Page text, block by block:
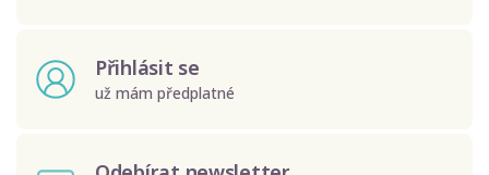
Přihlásit se
už mám předplatné